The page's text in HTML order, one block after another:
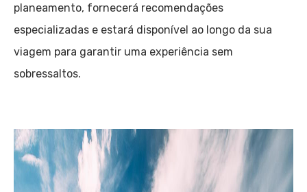
planeamento, fornecerá recomendações
especializadas e estará disponível ao longo da sua
viagem para garantir uma experiência sem
sobressaltos.